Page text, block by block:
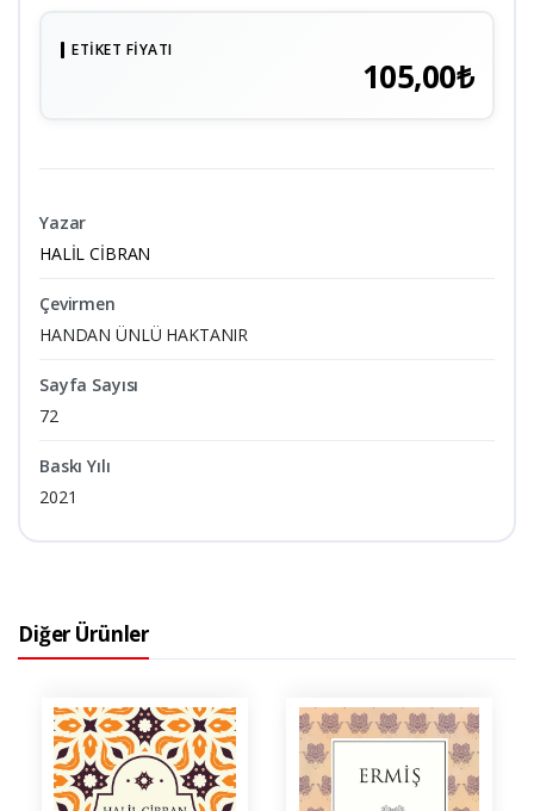
ETIKET FIYATI
105,00₺
Yazar
HALİL CİBRAN
Çevirmen
HANDAN ÜNLÜ HAKTANIR
Sayfa Sayısı
72
Baskı Yılı
2021
Diğer Ürünler